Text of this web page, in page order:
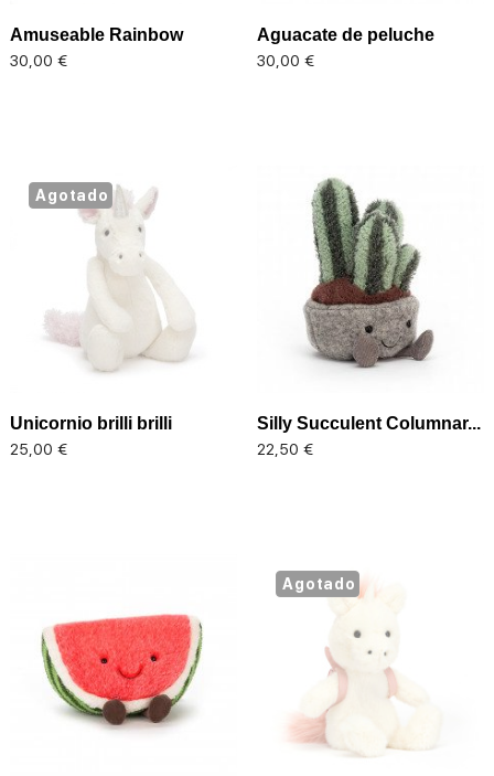
Amuseable Rainbow
Precio
30,00 €
Aguacate de peluche
Precio
30,00 €
Agotado
Unicornio brilli brilli
Precio
25,00 €
Silly Succulent Columnar...
Precio
22,50 €
Agotado